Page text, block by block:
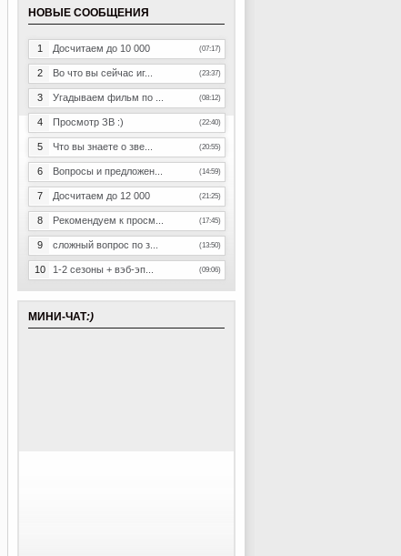
НОВЫЕ СООБЩЕНИЯ
1 Досчитаем до 10 000 (07:17)
2 Во что вы сейчас иг... (23:37)
3 Угадываем фильм по ... (08:12)
4 Просмотр ЗВ :) (22:40)
5 Что вы знаете о зве... (20:55)
6 Вопросы и предложен... (14:59)
7 Досчитаем до 12 000 (21:25)
8 Рекомендуем к просм... (17:45)
9 сложный вопрос по з... (13:50)
10 1-2 сезоны + вэб-эп... (09:06)
МИНИ-ЧАТ:)